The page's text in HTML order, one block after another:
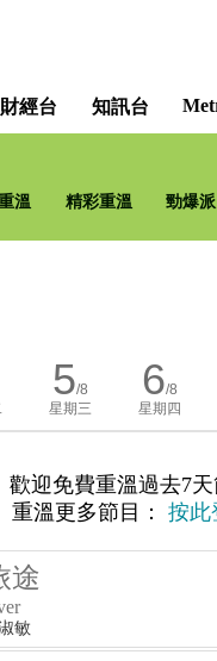
財經台 知訊台
溫 精彩重溫 勁爆
5/8
星期三
6/8
星期四
歡迎免費重溫過去7
重溫更多節目：按此
途
敏